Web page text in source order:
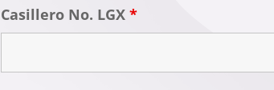
Casillero No. LGX*